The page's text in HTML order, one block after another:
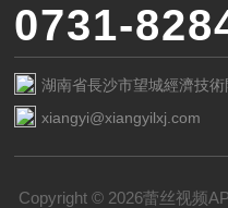
0731-
湖南省長沙市望城經濟技
xiangyi@xiangyilxj.com
Copyright © 2026蕾丝视频